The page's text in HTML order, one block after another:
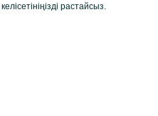
келісетініңізді растайсыз.